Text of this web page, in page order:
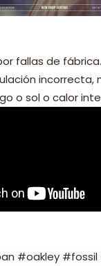
fallas de
incorrecta,
o sol o calor
#oakley